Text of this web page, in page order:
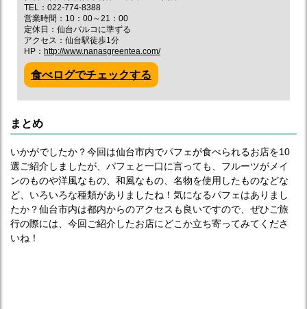
TEL：022-774-8388
営業時間：10：00～21：00
定休日：仙台パルコに準ずる
アクセス：仙台駅徒歩1分
HP： http://www.nanasgreentea.com/
食べログでチェックする
まとめ
いかがでしたか？今回は仙台市内でパフェが食べられるお店を10
選ご紹介しましたが、パフェと一口に言っても、フルーツがメイ
ンのものや洋風なもの、和風なもの、名物を使用したものなどな
ど、いろいろな種類がありましたね！気になるパフェはありまし
たか？仙台市内は都内からのアクセスも良いですので、ぜひご旅
行の際には、今回ご紹介したお店にどこか立ち寄ってみてくださ
いね！